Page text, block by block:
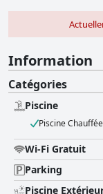
Information
Catégories
Piscine
Piscine Chauffée
Wi-Fi Gratuit
Parking
Piscine